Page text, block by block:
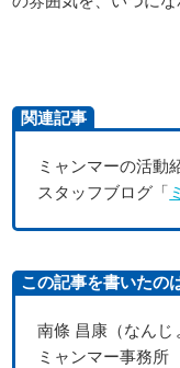
関連記事
ミャンマーの活
スタッフブログ「
この記事を書いたの
南條 昌康（なんじ
ミャンマー事務